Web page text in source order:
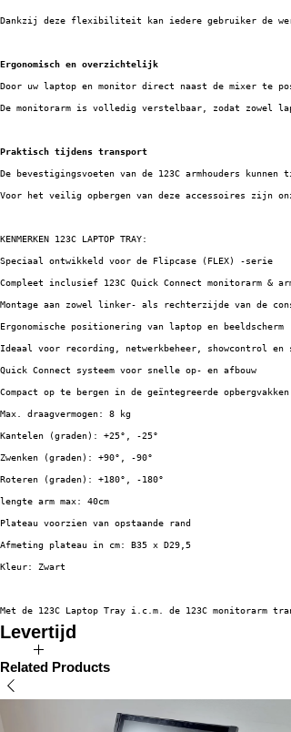
Dankzij deze flexibiliteit kan iedere gebruiker de
Ergonomisch en overzichtelijk
Door uw laptop en monitor direct naast de mixer te
De monitorarm is volledig verstelbaar, zodat zowel
Praktisch tijdens transport
De bevestigingsvoeten van de 123C armhouders
Voor het veilig opbergen van deze accessoires zijn
KENMERKEN 123C LAPTOP TRAY:
Speciaal ontwikkeld voor de Flipcase (FLEX) -serie
Compleet inclusief 123C Quick Connect monitorarm &
Montage aan zowel linker- als rechterzijde van de
Ergonomische positionering van laptop en beeldscherm
Ideaal voor recording, netwerkbeheer, showcontrol en
Quick Connect systeem voor snelle op- en afbouw
Compact op te bergen in de geïntegreerde
Max. draagvermogen: 8 kg
Kantelen (graden): +25°, -25°
Zwenken (graden): +90°, -90°
Roteren (graden): +180°, -180°
lengte arm max: 40cm
Plateau voorzien van opstaande rand
Afmeting plateau in cm: B35 x D29,5
Kleur: Zwart
Met de 123C Laptop Tray i.c.m. de 123C
Levertijd
Dit product is direct uit voorraad leverbaar
Related Products